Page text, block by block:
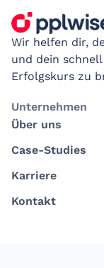
Wir helfen dir,
und dein
Erfolgskurs zu
Unternehmen
Über uns
Case-Studies
Karriere
Kontakt